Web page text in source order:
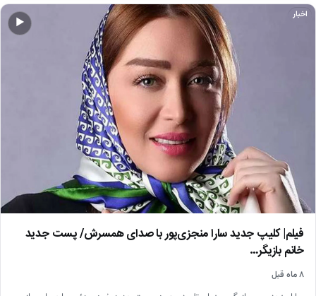
▶
اخبار
فیلم| کلیپ جدید سارا منجزی‌پور با صدای همسرش/ پست جدید
خانم بازیگر…
۸ ماه قبل